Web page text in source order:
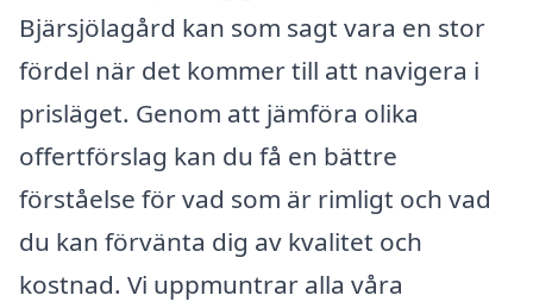
Bjärsjölagård kan som sagt vara en stor
fördel när det kommer till att navigera i
prisläget. Genom att jämföra olika
offertförslag kan du få en bättre
förståelse för vad som är rimligt och vad
du kan förvänta dig av kvalitet och
kostnad. Vi uppmuntrar alla våra